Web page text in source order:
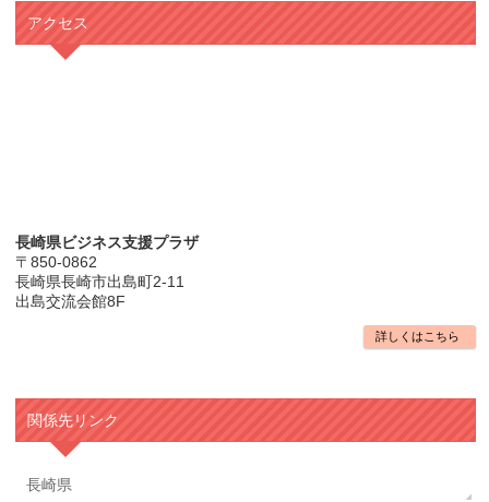
アクセス
長崎県ビジネス支援プラザ
〒850-0862
長崎県長崎市出島町2-11
出島交流会館8F
詳しくはこちら
関係先リンク
長崎県